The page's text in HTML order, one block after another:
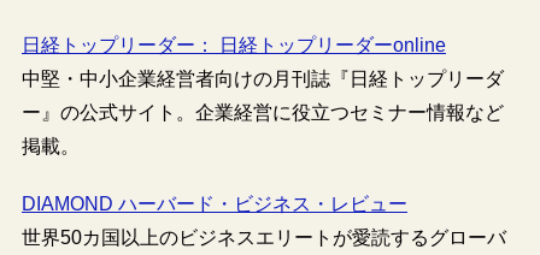
日経トップリーダー： 日経トップリーダーonline
中堅・中小企業経営者向けの月刊誌『日経トップリーダ
ー』の公式サイト。企業経営に役立つセミナー情報など
掲載。
DIAMOND ハーバード・ビジネス・レビュー
世界50カ国以上のビジネスエリートが愛読するグローバ